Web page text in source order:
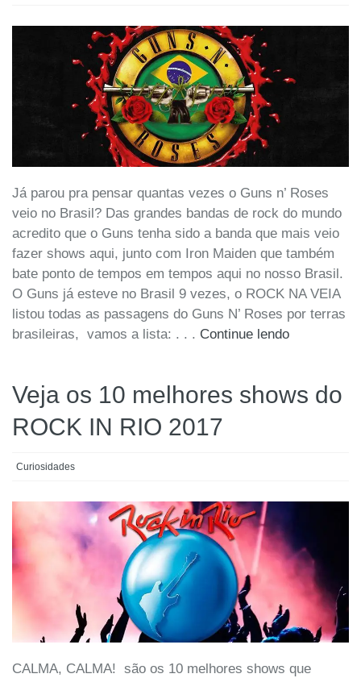
Já parou pra pensar quantas vezes o Guns n’ Roses
veio no Brasil? Das grandes bandas de rock do mundo
acredito que o Guns tenha sido a banda que mais veio
fazer shows aqui, junto com Iron Maiden que também
bate ponto de tempos em tempos aqui no nosso Brasil.
O Guns já esteve no Brasil 9 vezes, o ROCK NA VEIA
listou todas as passagens do Guns N’ Roses por terras
brasileiras, vamos a lista: . . . Continue lendo
Veja os 10 melhores shows do
ROCK IN RIO 2017
Curiosidades
CALMA, CALMA! são os 10 melhores shows que